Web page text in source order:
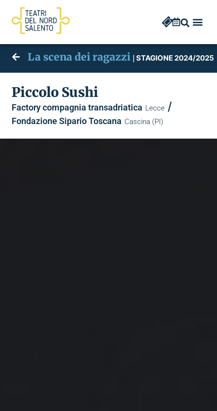
La scena dei ragazzi | STAGIONE 2024/2025
Piccolo Sushi
Factory compagnia transadriatica Lecce /
Fondazione Sipario Toscana Cascina (PI)